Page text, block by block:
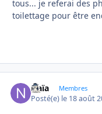
tous... je referai des
toilettage pour être
Naïa Membres
Posté(e) le 18 août